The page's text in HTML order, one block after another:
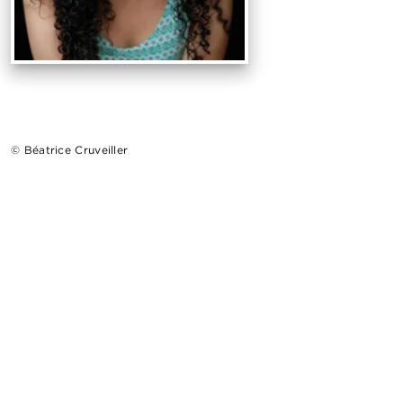
© Béatrice Cruveiller